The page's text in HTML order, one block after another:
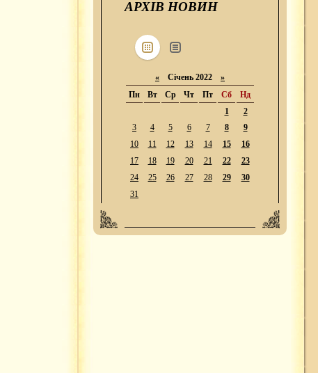
АРХІВ НОВИН
« Січень 2022 »
Пн
Вт Ср Чт Пт Сб
Нд
1
2
3
4 5 6 7 8
9
10
11 12 13 14 15
16
17
18 19 20 21 22
23
24
25 26 27 28 29
30
31